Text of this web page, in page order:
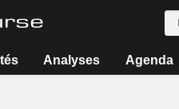
Analyses Agenda